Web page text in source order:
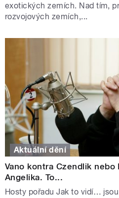
exotických zemích. Nad tím,
rozvojových zemích,...
Aktuální dění
Vano kontra Czendlik
Angelika. To...
Hosty pořadu Jak to vidí…